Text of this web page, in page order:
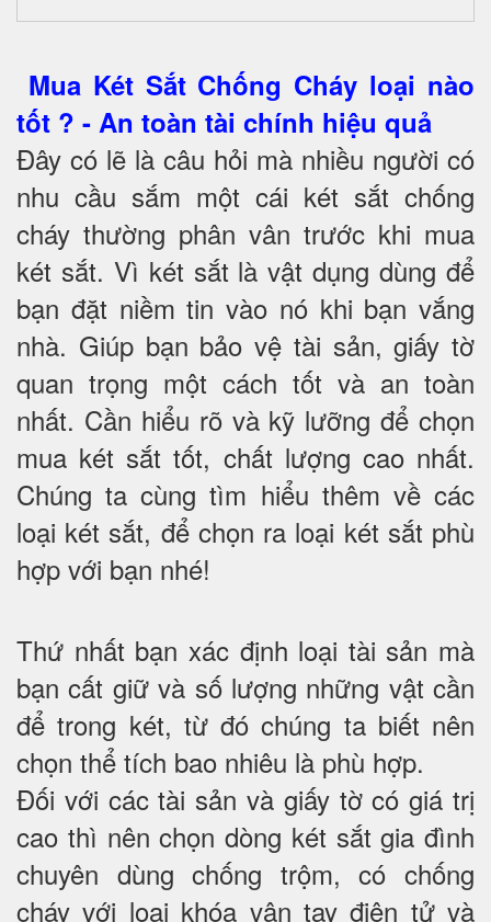
Mua Két Sắt Chống Cháy loại nào
tốt ? - An toàn tài chính hiệu quả
Đây có lẽ là câu hỏi mà nhiều người có
nhu cầu sắm một cái két sắt chống
cháy thường phân vân trước khi mua
két sắt. Vì két sắt là vật dụng dùng để
bạn đặt niềm tin vào nó khi bạn vắng
nhà. Giúp bạn bảo vệ tài sản, giấy tờ
quan trọng một cách tốt và an toàn
nhất. Cần hiểu rõ và kỹ lưỡng để chọn
mua két sắt tốt, chất lượng cao nhất.
Chúng ta cùng tìm hiểu thêm về các
loại két sắt, để chọn ra loại két sắt phù
hợp với bạn nhé!
Thứ nhất bạn xác định loại tài sản mà
bạn cất giữ và số lượng những vật cần
để trong két, từ đó chúng ta biết nên
chọn thể tích bao nhiêu là phù hợp.
Đối với các tài sản và giấy tờ có giá trị
cao thì nên chọn dòng két sắt gia đình
chuyên dùng chống trộm, có chống
cháy với loại khóa vân tay điện tử và